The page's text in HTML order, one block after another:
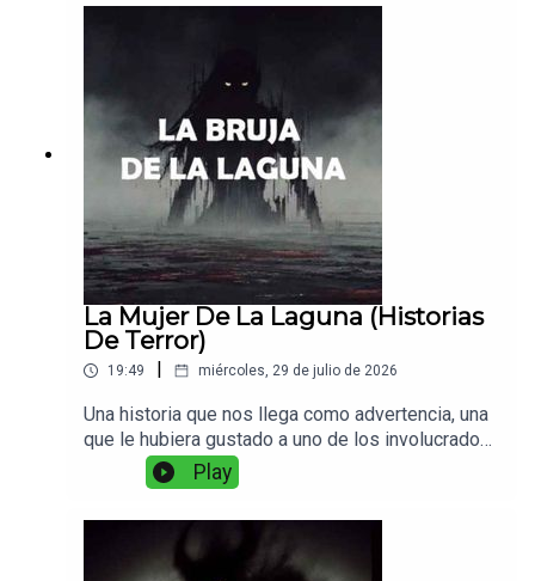
La Mujer De La Laguna (Historias
De Terror)
19:49 miércoles, 29 de julio de 2026
Una historia que nos llega como advertencia, una
que le hubiera gustado a uno de los involucrados
con esa misteriosa mujer de la laguna.
Play